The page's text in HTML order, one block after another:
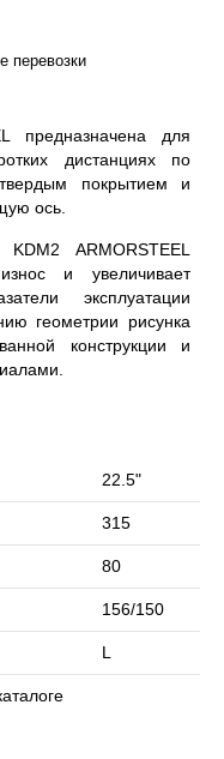
перевозки
предназначена для
дистанциях по
покрытием и
ось.
ARMORSTEEL
и увеличивает
эксплуатации
геометрии рисунка
конструкции и
4000 / 3350 кг.
нам – подберем
22.5"
315
80
156/150
L